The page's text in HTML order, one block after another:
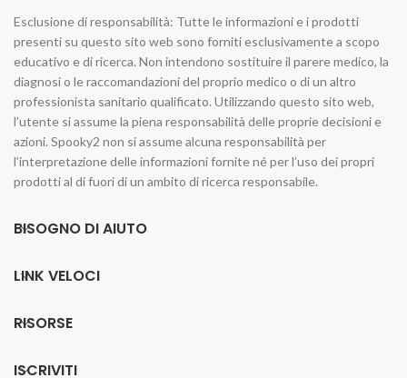
Esclusione di responsabilità: Tutte le informazioni e i prodotti
presenti su questo sito web sono forniti esclusivamente a scopo
educativo e di ricerca. Non intendono sostituire il parere medico, la
diagnosi o le raccomandazioni del proprio medico o di un altro
professionista sanitario qualificato. Utilizzando questo sito web,
l’utente si assume la piena responsabilità delle proprie decisioni e
azioni. Spooky2 non si assume alcuna responsabilità per
l’interpretazione delle informazioni fornite né per l’uso dei propri
prodotti al di fuori di un ambito di ricerca responsabile.
BISOGNO DI AIUTO
LINK VELOCI
RISORSE
ISCRIVITI